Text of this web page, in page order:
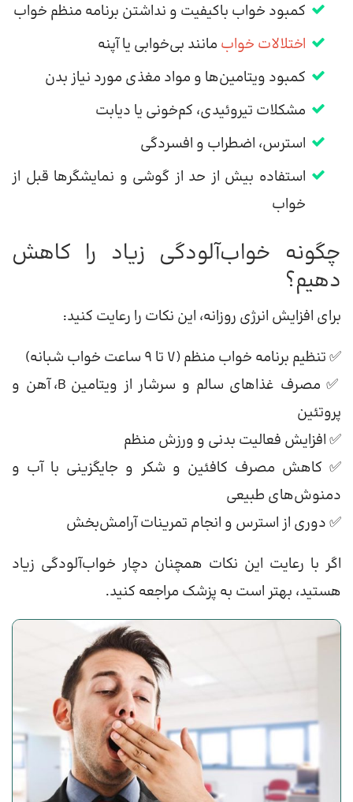
کمبود خواب باکیفیت و نداشتن برنامه منظم خواب
اختلالات خواب مانند بی‌خوابی یا آپنه
کمبود ویتامین‌ها و مواد مغذی مورد نیاز بدن
مشکلات تیروئیدی، کم‌خونی یا دیابت
استرس، اضطراب و افسردگی
استفاده بیش از حد از گوشی و نمایشگرها قبل از
خواب
چگونه خواب‌آلودگی زیاد را کاهش
دهیم؟
برای افزایش انرژی روزانه، این نکات را رعایت کنید:
✅ تنظیم برنامه خواب منظم (۷ تا ۹ ساعت خواب شبانه)
✅ مصرف غذاهای سالم و سرشار از ویتامین B، آهن و
پروتئین
✅ افزایش فعالیت بدنی و ورزش منظم
✅ کاهش مصرف کافئین و شکر و جایگزینی با آب و
دمنوش‌های طبیعی
✅ دوری از استرس و انجام تمرینات آرامش‌بخش
اگر با رعایت این نکات همچنان دچار خواب‌آلودگی زیاد
هستید، بهتر است به پزشک مراجعه کنید.